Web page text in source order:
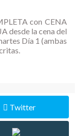
con CENA
desde la cena del
Día 1 (ambas
Twitter